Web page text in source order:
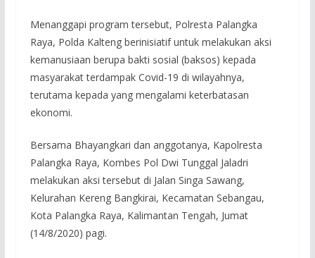
Menanggapi program tersebut, Polresta Palangka
Raya, Polda Kalteng berinisiatif untuk melakukan aksi
kemanusiaan berupa bakti sosial (baksos) kepada
masyarakat terdampak Covid-19 di wilayahnya,
terutama kepada yang mengalami keterbatasan
ekonomi.
Bersama Bhayangkari dan anggotanya, Kapolresta
Palangka Raya, Kombes Pol Dwi Tunggal Jaladri
melakukan aksi tersebut di Jalan Singa Sawang,
Kelurahan Kereng Bangkirai, Kecamatan Sebangau,
Kota Palangka Raya, Kalimantan Tengah, Jumat
(14/8/2020) pagi.